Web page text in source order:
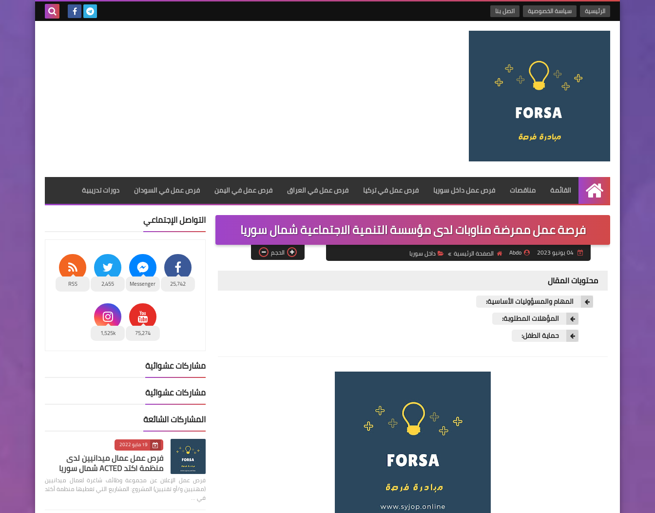
الرئيسية سياسة الخصوصية اتصل بنا
الرئيسية
القائمة مناقصات فرص عمل داخل سوريا فرص عمل في تركيا فرص عمل في العراق فرص عمل في اليمن فرص عمل في السودان دورات تدريبية
فرصة عمل ممرضة مناوبات لدى مؤسسة التنمية الاجتماعية شمال سوريا
04 يونيو 2023 Abdo الصفحة الرئيسية داخل سوريا الحجم
محتويات المقال
المهام والمسؤوليات الأساسية:
المؤهلات المطلوبة:
حماية الطفل:
التواصل الإجتماعي
25,742
Messenger
2,455
RSS
75,274
1,525k
مشاركات عشوائية
مشاركات عشوائية
المشاركات الشائعة
19 مايو 2022
فرص عمل عمال ميدانيين لدى
منظمة اكتد ACTED شمال سوريا
فرص عمل الإعلان عن مجموعة وظائف شاغرة لعمال ميدانيين
(مهنيين و/أو تقنيين) المشروع: المشاريع التي تغطيها منظمة أكتد
في …